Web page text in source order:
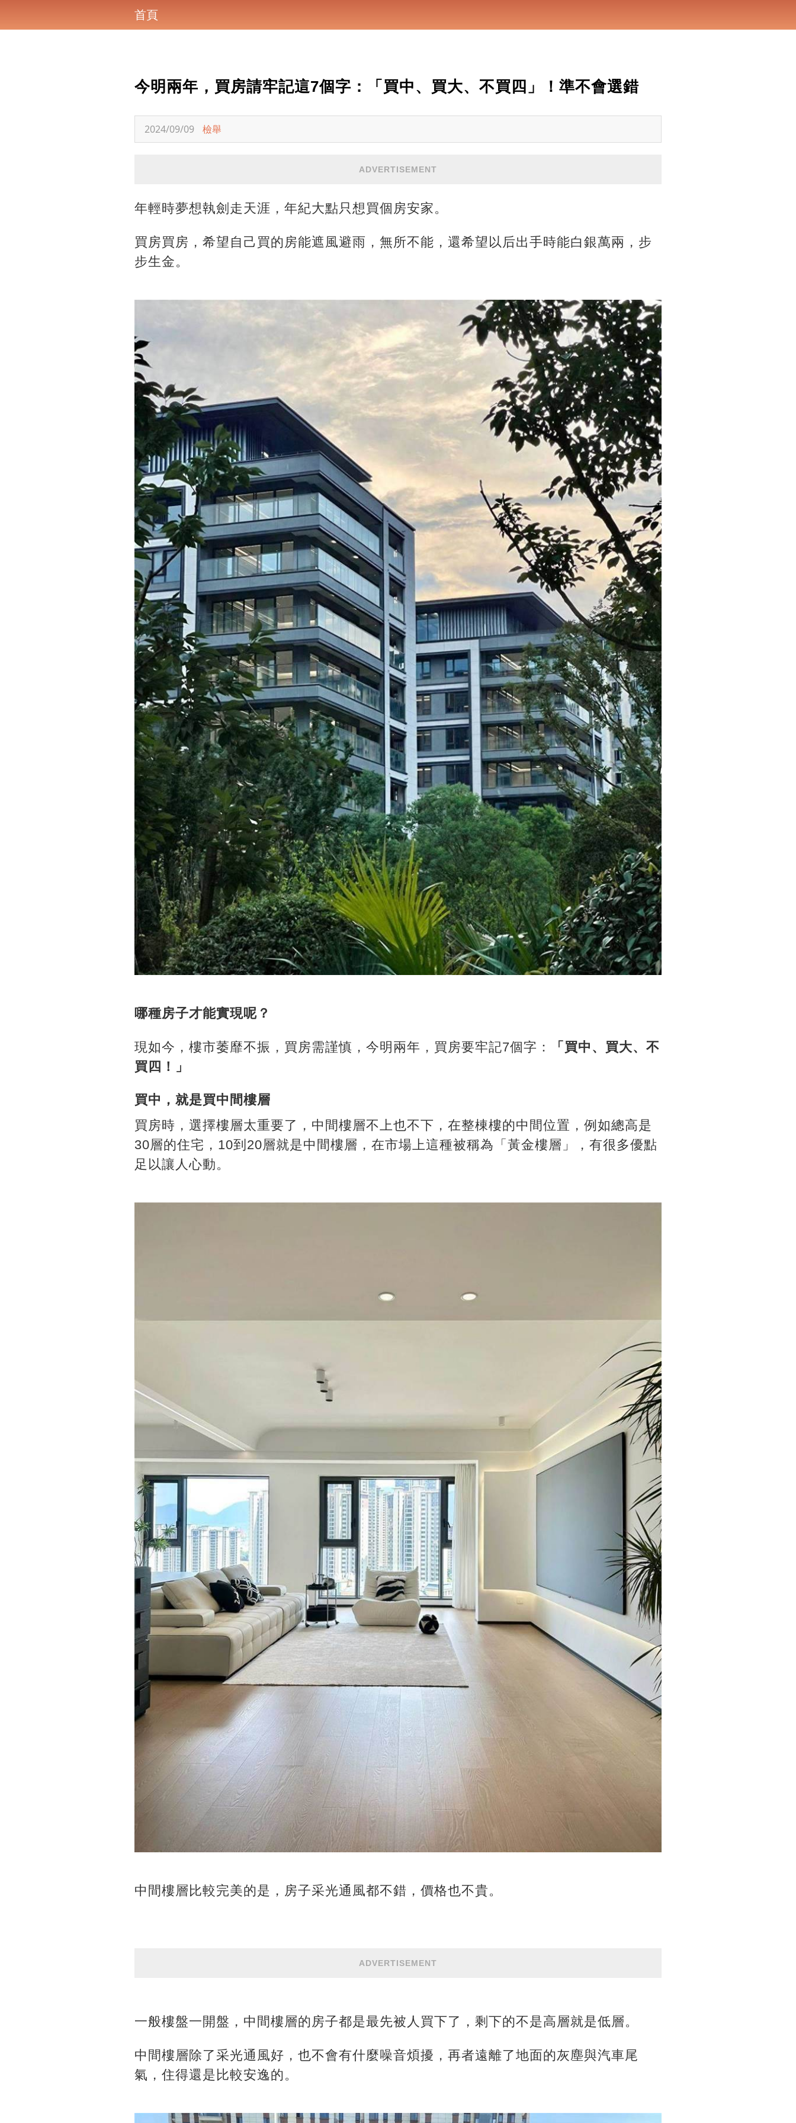
首頁
今明兩年，買房請牢記這7個字：「買中、買大、不買四」！準不會選錯
2024/09/09 檢舉
ADVERTISEMENT
年輕時夢想執劍走天涯，年紀大點只想買個房安家。
買房買房，希望自己買的房能遮風避雨，無所不能，還希望以后出手時能白銀萬兩，步
步生金。
哪種房子才能實現呢？
現如今，樓市萎靡不振，買房需謹慎，今明兩年，買房要牢記7個字：
「買中、買大、不
買四！」
買中，就是買中間樓層
買房時，選擇樓層太重要了，中間樓層不上也不下，在整棟樓的中間位置，例如總高是
30層的住宅，10到20層就是中間樓層，在市場上這種被稱為「黃金樓層」，有很多優點
足以讓人心動。
中間樓層比較完美的是，房子采光通風都不錯，價格也不貴。
ADVERTISEMENT
一般樓盤一開盤，中間樓層的房子都是最先被人買下了，剩下的不是高層就是低層。
中間樓層除了采光通風好，也不會有什麼噪音煩擾，再者遠離了地面的灰塵與汽車尾
氣，住得還是比較安逸的。